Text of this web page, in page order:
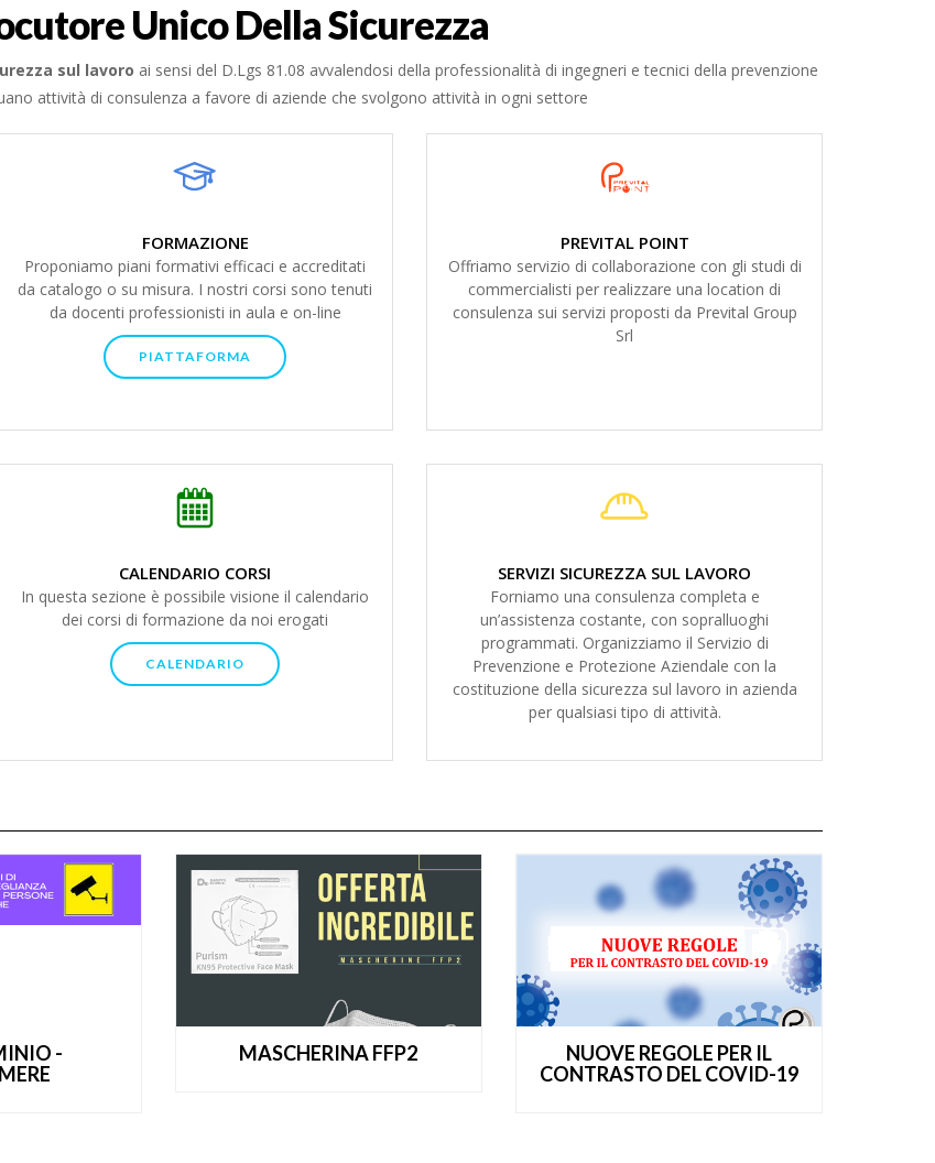
Unico Della Sicurezza
sul lavoro ai sensi del D.Lgs 81.08 avvalendosi della professionalità di ingegneri e tecnici della prevenzione
attività di consulenza a favore di aziende che svolgono attività in ogni settore
FORMAZIONE
Proponiamo piani formativi efficaci e accreditati
da catalogo o su misura. I nostri corsi sono tenuti
da docenti professionisti in aula e on-line
PIATTAFORMA
PREVITAL POINT
Offriamo servizio di collaborazione con gli studi di
commercialisti per realizzare una location di
consulenza sui servizi proposti da Prevital Group
Srl
CALENDARIO CORSI
In questa sezione è possibile visione il calendario
dei corsi di formazione da noi erogati
CALENDARIO
SERVIZI SICUREZZA SUL LAVORO
Forniamo una consulenza completa e
un’assistenza costante, con sopralluoghi
programmati. Organizziamo il Servizio di
Prevenzione e Protezione Aziendale con la
costituzione della sicurezza sul lavoro in azienda
per qualsiasi tipo di attività.
-
MASCHERINA FFP2
NUOVE REGOLE PER IL
CONTRASTO DEL COVID-19